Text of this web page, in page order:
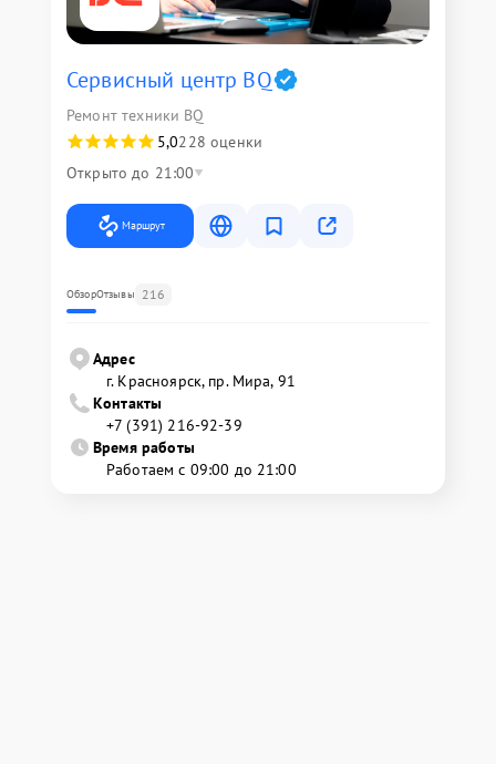
Сервисный центр BQ
Ремонт техники BQ
5,0228 оценки
Открыто до 21:00
Маршрут
ОбзорОтзывы 216
Адрес
г. Красноярск, ​пр. Мира, 91
Контакты
+7 (391) 216-92-39
Время работы
Работаем с 09:00 до 21:00